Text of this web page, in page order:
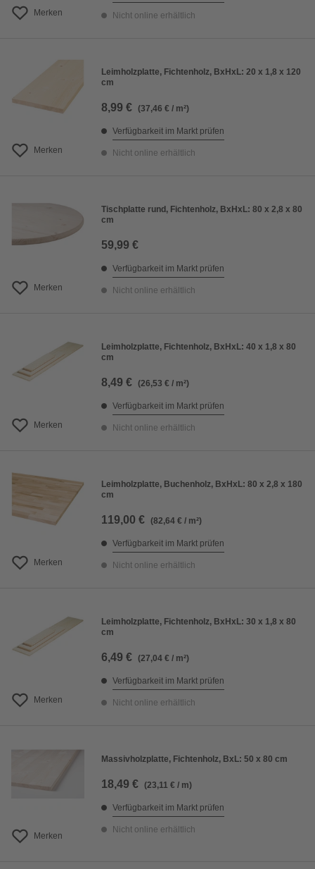
Merken Nicht online erhältlich
Merken
Leimholzplatte, Fichtenholz, BxHxL: 20 x 1,8 x 120
cm
8,99 € (37,46 € / m²)
Verfügbarkeit im Markt prüfen
Nicht online erhältlich
Merken
Tischplatte rund, Fichtenholz, BxHxL: 80 x 2,8 x 80
cm
59,99 €
Verfügbarkeit im Markt prüfen
Nicht online erhältlich
Merken
Leimholzplatte, Fichtenholz, BxHxL: 40 x 1,8 x 80
cm
8,49 € (26,53 € / m²)
Verfügbarkeit im Markt prüfen
Nicht online erhältlich
Merken
Leimholzplatte, Buchenholz, BxHxL: 80 x 2,8 x 180
cm
119,00 € (82,64 € / m²)
Verfügbarkeit im Markt prüfen
Nicht online erhältlich
Merken
Leimholzplatte, Fichtenholz, BxHxL: 30 x 1,8 x 80
cm
6,49 € (27,04 € / m²)
Verfügbarkeit im Markt prüfen
Nicht online erhältlich
Merken
Massivholzplatte, Fichtenholz, BxL: 50 x 80 cm
18,49 € (23,11 € / m)
Verfügbarkeit im Markt prüfen
Nicht online erhältlich